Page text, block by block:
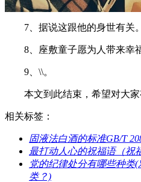
7、据说这跟他的身世有关。
8、座敷童子愿为人带来幸
9、\\。
本文到此结束，希望对大家
相关标签：
固液法白酒的标准GB/T
最打动人心的祝福语（祝
党的纪律处分有哪些种类
类？)